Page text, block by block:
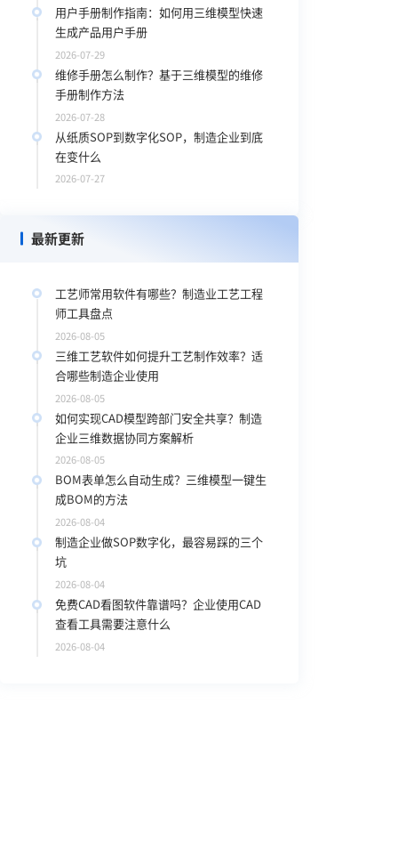
用户手册制作指南：如何用三维模型快速
生成产品用户手册
2026-07-29
维修手册怎么制作？基于三维模型的维修
手册制作方法
2026-07-28
从纸质SOP到数字化SOP，制造企业到底
在变什么
2026-07-27
最新更新
工艺师常用软件有哪些？制造业工艺工程
师工具盘点
2026-08-05
三维工艺软件如何提升工艺制作效率？适
合哪些制造企业使用
2026-08-05
如何实现CAD模型跨部门安全共享？制造
企业三维数据协同方案解析
2026-08-05
BOM表单怎么自动生成？三维模型一键生
成BOM的方法
2026-08-04
制造企业做SOP数字化，最容易踩的三个
坑
2026-08-04
免费CAD看图软件靠谱吗？企业使用CAD
查看工具需要注意什么
2026-08-04